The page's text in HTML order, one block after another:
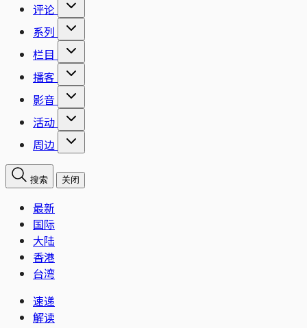
评论
系列
栏目
播客
影音
活动
周边
搜索 关闭
最新
国际
大陆
香港
台湾
速递
解读